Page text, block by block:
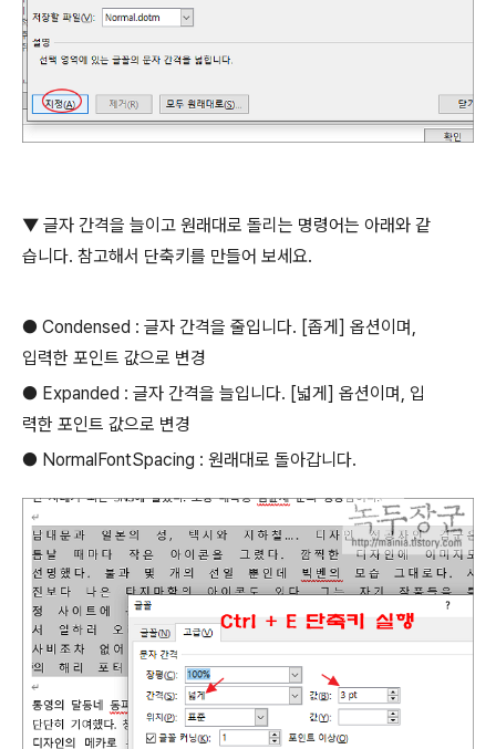
▼ 글자 간격을 늘이고 원래대로 돌리는 명령어는 아래와 같
습니다. 참고해서 단축키를 만들어 보세요.
● Condensed : 글자 간격을 줄입니다. [좁게 ] 옵션이며,
입력한 포인트 값으로 변경
● Expanded : 글자 간격을 늘입니다. [넓게 ] 옵션이며, 입
력한 포인트 값으로 변경
● NormalFontSpacing : 원래대로 돌아갑니다.